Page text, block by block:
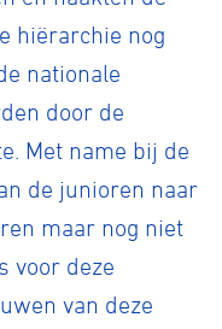
hiërarchie nog
nationale
door de
Met name bij de
de junioren naar
maar nog niet
voor deze
van deze